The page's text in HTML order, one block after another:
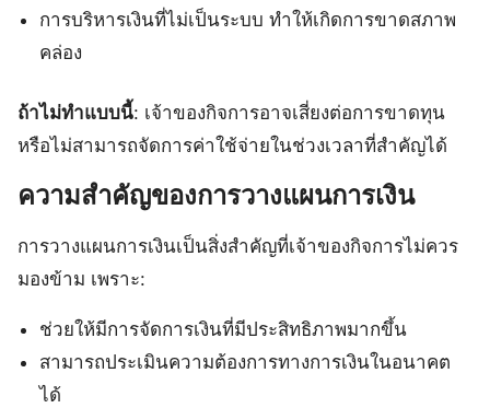
การบริหารเงินที่ไม่เป็นระบบ ทำให้เกิดการขาดสภาพ
คล่อง
ถ้าไม่ทำแบบนี้: เจ้าของกิจการอาจเสี่ยงต่อการขาดทุน
หรือไม่สามารถจัดการค่าใช้จ่ายในช่วงเวลาที่สำคัญได้
ความสำคัญของการวางแผนการเงิน
การวางแผนการเงินเป็นสิ่งสำคัญที่เจ้าของกิจการไม่ควร
มองข้าม เพราะ:
ช่วยให้มีการจัดการเงินที่มีประสิทธิภาพมากขึ้น
สามารถประเมินความต้องการทางการเงินในอนาคต
ได้